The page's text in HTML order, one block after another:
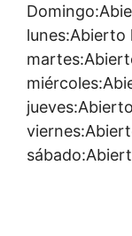
lunes:Abierto